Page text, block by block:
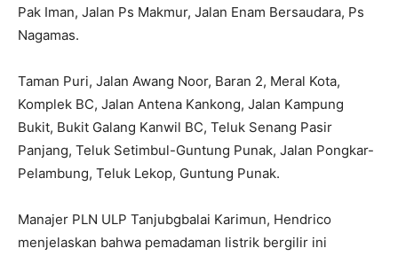
Pak Iman, Jalan Ps Makmur, Jalan Enam Bersaudara, Ps
Nagamas.
Taman Puri, Jalan Awang Noor, Baran 2, Meral Kota,
Komplek BC, Jalan Antena Kankong, Jalan Kampung
Bukit, Bukit Galang Kanwil BC, Teluk Senang Pasir
Panjang, Teluk Setimbul-Guntung Punak, Jalan Pongkar-
Pelambung, Teluk Lekop, Guntung Punak.
Manajer PLN ULP Tanjubgbalai Karimun, Hendrico
menjelaskan bahwa pemadaman listrik bergilir ini